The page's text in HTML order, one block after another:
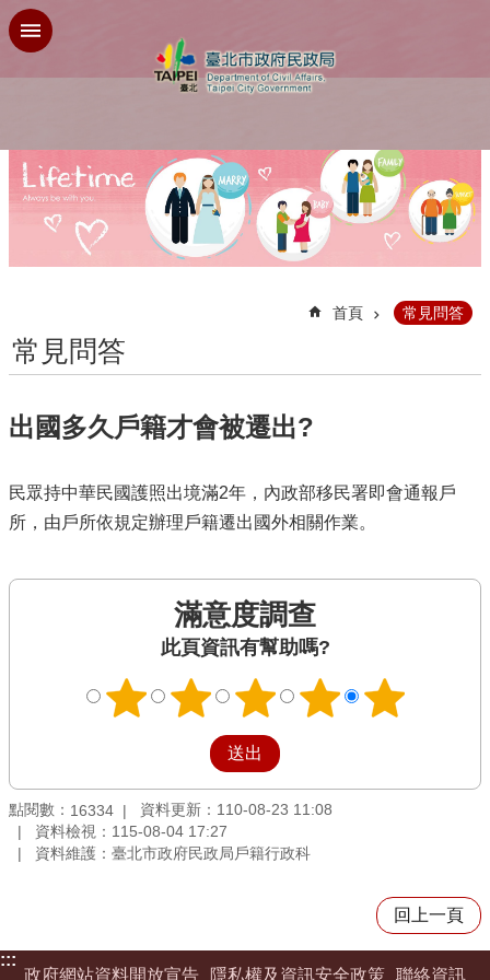
跳到主要內容區塊
首頁 常見問答
常見問答
出國多久戶籍才會被遷出?
民眾持中華民國護照出境滿2年，內政部移民署即會通報戶
所，由戶所依規定辦理戶籍遷出國外相關作業。
滿意度調查
此頁資訊有幫助嗎?
點閱數： 16334
資料更新：110-08-23 11:08
資料檢視：115-08-04 17:27
資料維護：臺北市政府民政局戶籍行政科
回上一頁
:::
政府網站資料開放宣告
隱私權及資訊安全政策 聯絡資訊